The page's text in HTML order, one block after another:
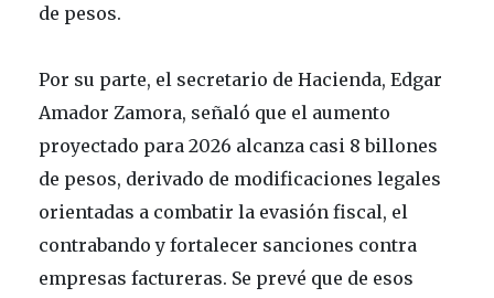
de pesos.
Por su parte, el secretario de Hacienda, Edgar
Amador Zamora, señaló que el aumento
proyectado para 2026 alcanza casi 8 billones
de pesos, derivado de modificaciones legales
orientadas a combatir la evasión fiscal, el
contrabando y fortalecer sanciones contra
empresas factureras. Se prevé que de esos